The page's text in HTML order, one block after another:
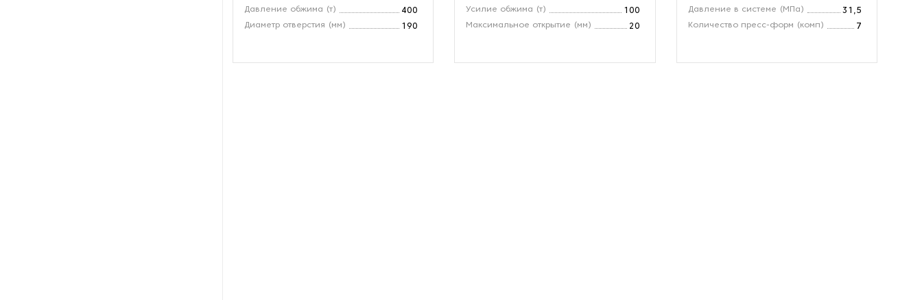
Давление обжима (т)
400
Диаметр отверстия (мм)
190
Усилие обжима (т)
100
Максимальное открытие (мм)
20
Давление в системе (МПа)
31,5
Количество пресс-форм (комп)
7